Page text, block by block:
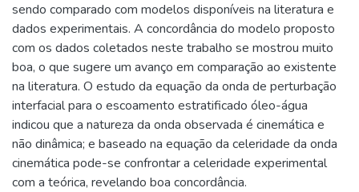
sendo comparado com modelos disponíveis na literatura e
dados experimentais. A concordância do modelo proposto
com os dados coletados neste trabalho se mostrou muito
boa, o que sugere um avanço em comparação ao existente
na literatura. O estudo da equação da onda de perturbação
interfacial para o escoamento estratificado óleo-água
indicou que a natureza da onda observada é cinemática e
não dinâmica; e baseado na equação da celeridade da onda
cinemática pode-se confrontar a celeridade experimental
com a teórica, revelando boa concordância.